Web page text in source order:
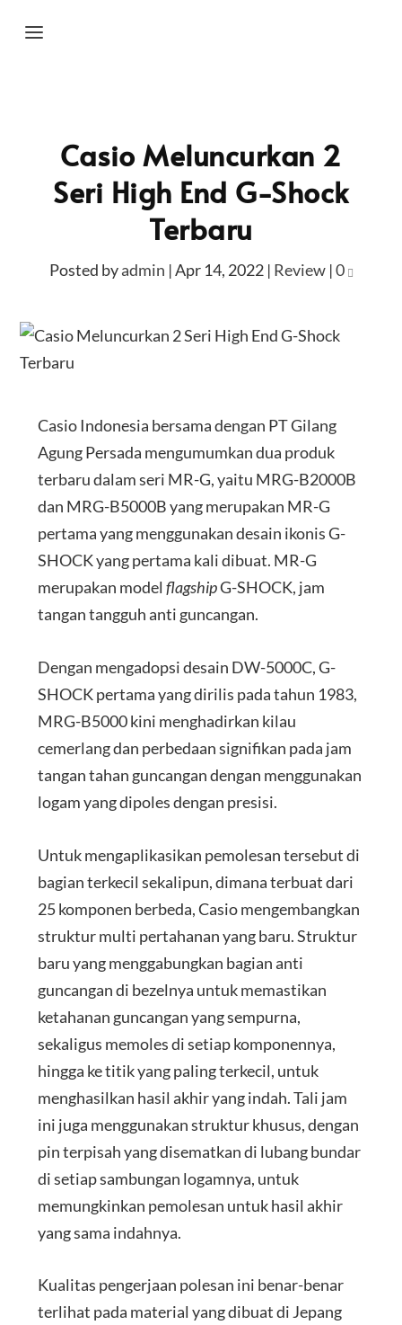
Casio Meluncurkan 2
Seri High End G-Shock
Terbaru
Posted byadmin |Apr 14, 2022| Review|0
Casio Indonesia bersama dengan PT Gilang
Agung Persada mengumumkan dua produk
terbaru dalam seri MR-G, yaitu MRG-B2000B
dan MRG-B5000B yang merupakan MR-G
pertama yang menggunakan desain ikonis G-
SHOCK yang pertama kali dibuat. MR-G
merupakan modelflagshipG-SHOCK, jam
tangan tangguh anti guncangan.
Dengan mengadopsi desain DW-5000C, G-
SHOCK pertama yang dirilis pada tahun 1983,
MRG-B5000 kini menghadirkan kilau
cemerlang dan perbedaan signifikan pada jam
tangan tahan guncangan dengan menggunakan
logam yang dipoles dengan presisi.
Untuk mengaplikasikan pemolesan tersebut di
bagian terkecil sekalipun, dimana terbuat dari
25 komponen berbeda, Casio mengembangkan
struktur multi pertahanan yang baru. Struktur
baru yang menggabungkan bagian anti
guncangan di bezelnya untuk memastikan
ketahanan guncangan yang sempurna,
sekaligus memoles di setiap komponennya,
hingga ke titik yang paling terkecil, untuk
menghasilkan hasil akhir yang indah. Tali jam
ini juga menggunakan struktur khusus, dengan
pin terpisah yang disematkan di lubang bundar
di setiap sambungan logamnya, untuk
memungkinkan pemolesan untuk hasil akhir
yang sama indahnya.
Kualitas pengerjaan polesan ini benar-benar
terlihat pada material yang dibuat di Jepang